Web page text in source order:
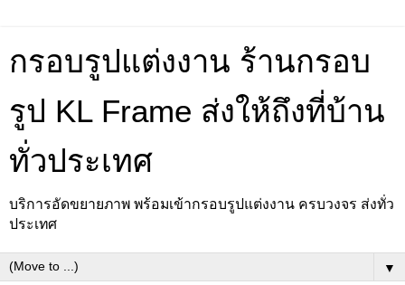
กรอบรูปแต่งงาน ร้านกรอบ
รูป KL Frame ส่งให้ถึงที่บ้าน
ทั่วประเทศ
บริการอัดขยายภาพ พร้อมเข้ากรอบรูปแต่งงาน ครบวงจร ส่งทั่ว
ประเทศ
▼